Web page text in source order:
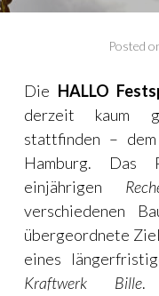
Posted
Die HALLO
derzeit kaum
stattfinden – dem
Hamburg. Das
einjährigen
verschiedenen
übergeordnete
eines
Kraftwerk Bille.